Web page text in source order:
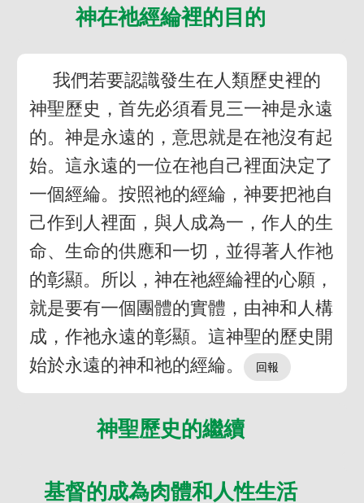
神在祂經綸裡的目的
我們若要認識發生在人類歷史裡的
神聖歷史，首先必須看見三一神是永遠
的。神是永遠的，意思就是在祂沒有起
始。這永遠的一位在祂自己裡面決定了
一個經綸。按照祂的經綸，神要把祂自
己作到人裡面，與人成為一，作人的生
命、生命的供應和一切，並得著人作祂
的彰顯。所以，神在祂經綸裡的心願，
就是要有一個團體的實體，由神和人構
成，作祂永遠的彰顯。這神聖的歷史開
始於永遠的神和祂的經綸。
神聖歷史的繼續
基督的成為肉體和人性生活